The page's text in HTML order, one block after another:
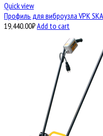
Quick view
Профиль для виброузла VPK
19,440.00₽Add to cart